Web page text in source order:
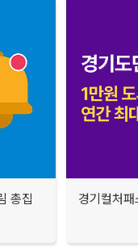
총집
경기컬처